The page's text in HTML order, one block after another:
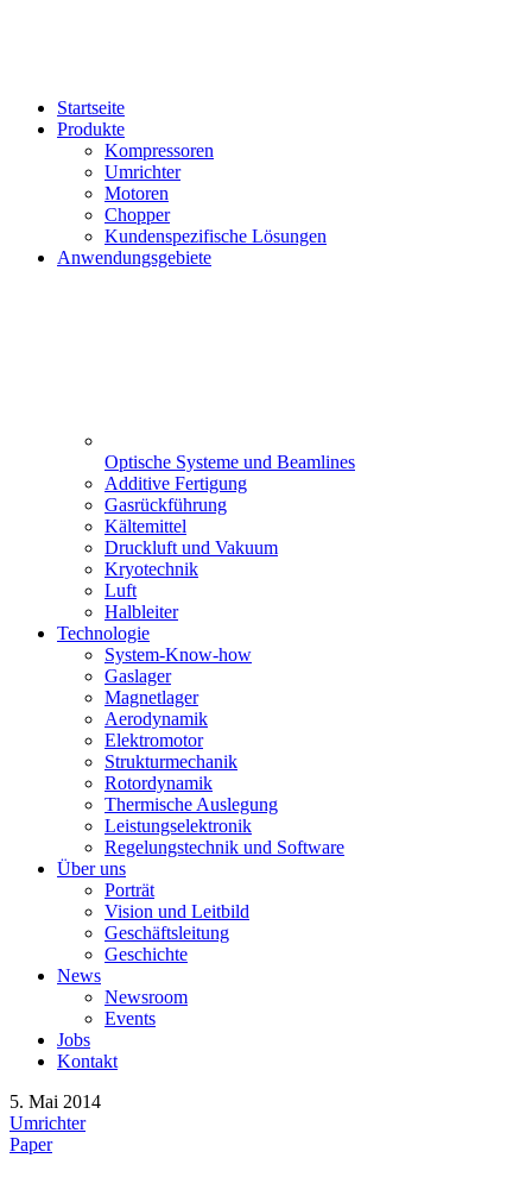
Startseite
Produkte
Kompressoren
Umrichter
Motoren
Chopper
Kundenspezifische Lösungen
Anwendungsgebiete
Optische Systeme und Beamlines
Additive Fertigung
Gasrückführung
Kältemittel
Druckluft und Vakuum
Kryotechnik
Luft
Halbleiter
Technologie
System-Know-how
Gaslager
Magnetlager
Aerodynamik
Elektromotor
Strukturmechanik
Rotordynamik
Thermische Auslegung
Leistungselektronik
Regelungstechnik und Software
Über uns
Porträt
Vision und Leitbild
Geschäftsleitung
Geschichte
News
Newsroom
Events
Jobs
Kontakt
5. Mai 2014
Umrichter
Paper